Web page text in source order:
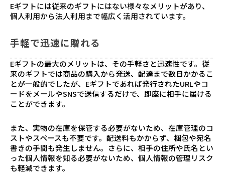
Eギフトには従来のギフトにはない様々なメリットがあり、
個人利用から法人利用まで幅広く活用されています。
手軽で迅速に贈れる
Eギフトの最大のメリットは、その手軽さと迅速性です。従
来のギフトでは商品の購入から発送、配達まで数日かかるこ
とが一般的でしたが、Eギフトであれば発行されたURLやコ
ードをメールやSNSで送信するだけで、即座に相手に届ける
ことができます。
また、実物の在庫を保管する必要がないため、在庫管理のコ
ストやスペースも不要です。配送料もかからず、梱包や宛名
書きの手間も発生しません。さらに、相手の住所や氏名とい
った個人情報を知る必要がないため、個人情報の管理リスク
も軽減できます。